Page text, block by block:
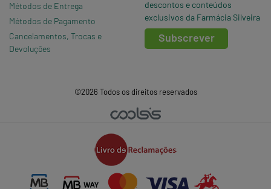
Métodos de Entrega
Métodos de Pagamento
Cancelamentos, Trocas e
Devoluções
descontos e conteúdos
exclusivos da Farmácia Silveira
Subscrever
©2026 Todos os direitos reservados